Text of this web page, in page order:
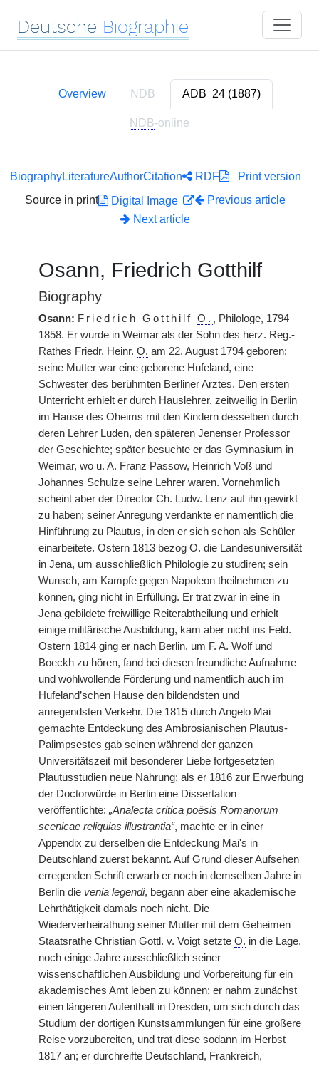
Deutsche Biographie
Overview NDB ADB 24 (1887)
NDB-online
BiographyLiteratureAuthorCitation RDF
Print version
Source in print
Digital Image
Previous article
Next article
Osann, Friedrich Gotthilf
Biography
Osann: Friedrich Gotthilf O. , Philologe, 1794—
1858. Er wurde in Weimar als der Sohn des herz. Reg.-
Rathes Friedr. Heinr. O. am 22. August 1794 geboren;
seine Mutter war eine geborene Hufeland, eine
Schwester des berühmten Berliner Arztes. Den ersten
Unterricht erhielt er durch Hauslehrer, zeitweilig in Berlin
im Hause des Oheims mit den Kindern desselben durch
deren Lehrer Luden, den späteren Jenenser Professor
der Geschichte; später besuchte er das Gymnasium in
Weimar, wo u. A. Franz Passow, Heinrich Voß und
Johannes Schulze seine Lehrer waren. Vornehmlich
scheint aber der Director Ch. Ludw. Lenz auf ihn gewirkt
zu haben; seiner Anregung verdankte er namentlich die
Hinführung zu Plautus, in den er sich schon als Schüler
einarbeitete. Ostern 1813 bezog O. die Landesuniversität
in Jena, um ausschließlich Philologie zu studiren; sein
Wunsch, am Kampfe gegen Napoleon theilnehmen zu
können, ging nicht in Erfüllung. Er trat zwar in eine in
Jena gebildete freiwillige Reiterabtheilung und erhielt
einige militärische Ausbildung, kam aber nicht ins Feld.
Ostern 1814 ging er nach Berlin, um F. A. Wolf und
Boeckh zu hören, fand bei diesen freundliche Aufnahme
und wohlwollende Förderung und namentlich auch im
Hufeland’schen Hause den bildendsten und
anregendsten Verkehr. Die 1815 durch Angelo Mai
gemachte Entdeckung des Ambrosianischen Plautus-
Palimpsestes gab seinen während der ganzen
Universitätszeit mit besonderer Liebe fortgesetzten
Plautusstudien neue Nahrung; als er 1816 zur Erwerbung
der Doctorwürde in Berlin eine Dissertation
veröffentlichte: „Analecta critica poësis Romanorum
scenicae reliquias illustrantia“, machte er in einer
Appendix zu derselben die Entdeckung Mai's in
Deutschland zuerst bekannt. Auf Grund dieser Aufsehen
erregenden Schrift erwarb er noch in demselben Jahre in
Berlin die venia legendi, begann aber eine akademische
Lehrthätigkeit damals noch nicht. Die
Wiederverheirathung seiner Mutter mit dem Geheimen
Staatsrathe Christian Gottl. v. Voigt setzte O. in die Lage,
noch einige Jahre ausschließlich seiner
wissenschaftlichen Ausbildung und Vorbereitung für ein
akademisches Amt leben zu können; er nahm zunächst
einen längeren Aufenthalt in Dresden, um sich durch das
Studium der dortigen Kunstsammlungen für eine größere
Reise vorzubereiten, und trat diese sodann im Herbst
1817 an; er durchreifte Deutschland, Frankreich,